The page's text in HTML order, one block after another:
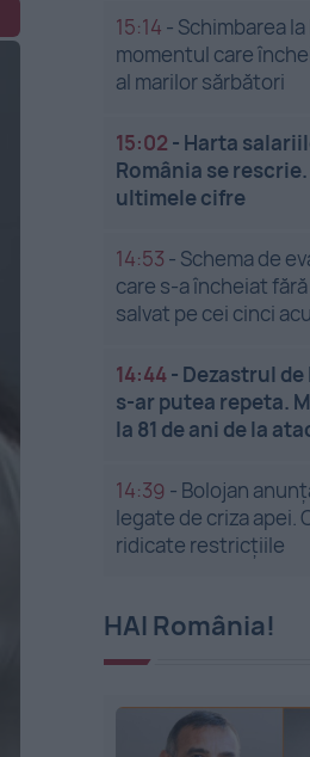
15:14 - Schimbarea la
momentul care
al marilor sărbători
15:02 - Harta
România se
ultimele cifre
14:53 - Schema de
care s-a încheiat
salvat pe cei cinci
14:44- Dezastrul
s-ar putea repeta.
la 81 de ani de la
14:39 - Bolojan
legate de criza apei.
ridicate restricțiile
HAI România!